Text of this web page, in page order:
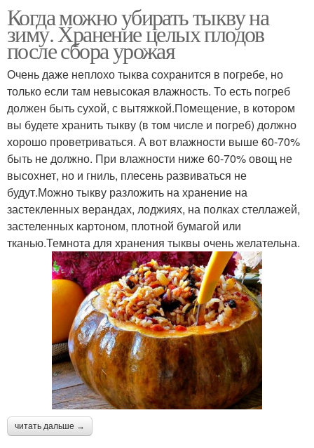
Когда можно убирать тыкву на
зиму. Хранение целых плодов
после сбора урожая
Очень даже неплохо тыква сохранится в погребе, но
только если там невысокая влажность. То есть погреб
должен быть сухой, с вытяжкой.Помещение, в котором
вы будете хранить тыкву (в том числе и погреб) должно
хорошо проветриваться. А вот влажности выше 60-70%
быть не должно. При влажности ниже 60-70% овощ не
высохнет, но и гниль, плесень развиваться не
будут.Можно тыкву разложить на хранение на
застекленных верандах, лоджиях, на полках стеллажей,
застеленных картоном, плотной бумагой или
тканью.Темнота для хранения тыквы очень желательна.
читать дальше →